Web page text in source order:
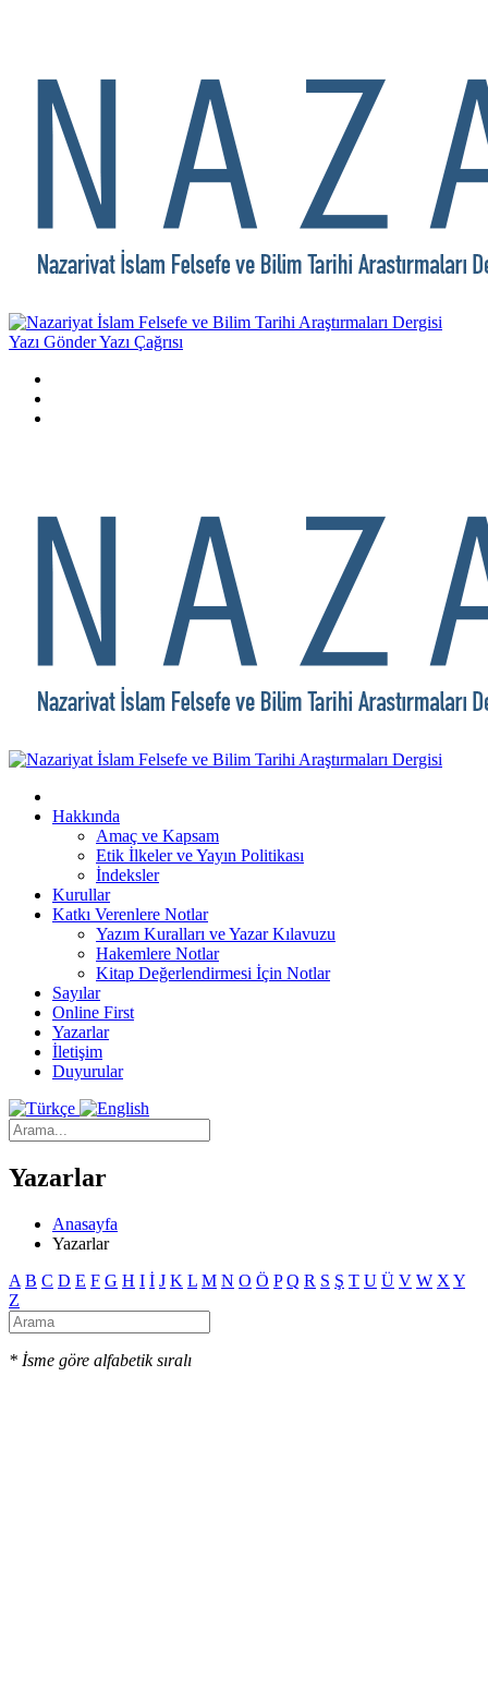
Yazı GönderYazı Çağrısı
Hakkında
Amaç ve Kapsam
Etik İlkeler ve Yayın Politikası
İndeksler
Kurullar
Katkı Verenlere Notlar
Yazım Kuralları ve Yazar Kılavuzu
Hakemlere Notlar
Kitap Değerlendirmesi İçin Notlar
Sayılar
Online First
Yazarlar
İletişim
Duyurular
Yazarlar
Anasayfa
Yazarlar
A B C D E F G H I İ J K L M N O Ö P Q R S Ş T U Ü V W X Y
Z
* İsme göre alfabetik sıralı